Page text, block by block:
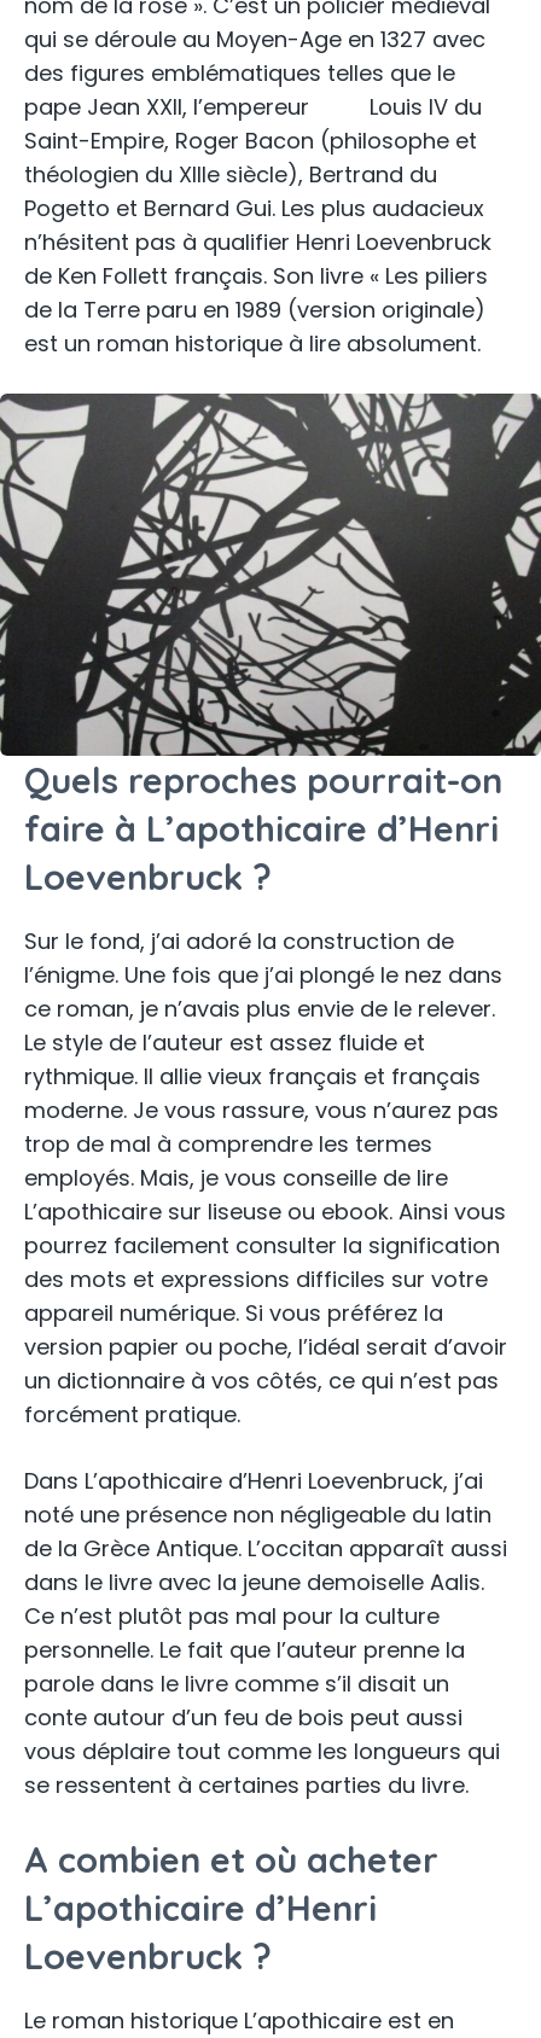
qui se déroule au Moyen-Age en 1327 avec
des figures emblématiques telles que le
pape Jean XXII, l’empereur Louis IV du
Saint-Empire, Roger Bacon (philosophe et
théologien du XIIIe siècle), Bertrand du
Pogetto et Bernard Gui. Les plus audacieux
n’hésitent pas à qualifier Henri Loevenbruck
de Ken Follett français. Son livre « Les piliers
de la Terre paru en 1989 (version originale)
est un roman historique à lire absolument.
Quels reproches pourrait-on
faire à L’apothicaire d’Henri
Loevenbruck ?
Sur le fond, j’ai adoré la construction de
l’énigme. Une fois que j’ai plongé le nez dans
ce roman, je n’avais plus envie de le relever.
Le style de l’auteur est assez fluide et
rythmique. Il allie vieux français et français
moderne. Je vous rassure, vous n’aurez pas
trop de mal à comprendre les termes
employés. Mais, je vous conseille de lire
L’apothicaire sur liseuse ou ebook. Ainsi vous
pourrez facilement consulter la signification
des mots et expressions difficiles sur votre
appareil numérique. Si vous préférez la
version papier ou poche, l’idéal serait d’avoir
un dictionnaire à vos côtés, ce qui n’est pas
forcément pratique.
Dans L’apothicaire d’Henri Loevenbruck, j’ai
noté une présence non négligeable du latin
de la Grèce Antique. L’occitan apparaît aussi
dans le livre avec la jeune demoiselle Aalis.
Ce n’est plutôt pas mal pour la culture
personnelle. Le fait que l’auteur prenne la
parole dans le livre comme s’il disait un
conte autour d’un feu de bois peut aussi
vous déplaire tout comme les longueurs qui
se ressentent à certaines parties du livre.
A combien et où acheter
L’apothicaire d’Henri
Loevenbruck ?
Le roman historique L’apothicaire est en